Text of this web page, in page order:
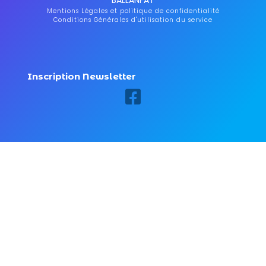
Mentions Légales et politique de confidentialité
Conditions Générales d'utilisation du service
Inscription Newsletter